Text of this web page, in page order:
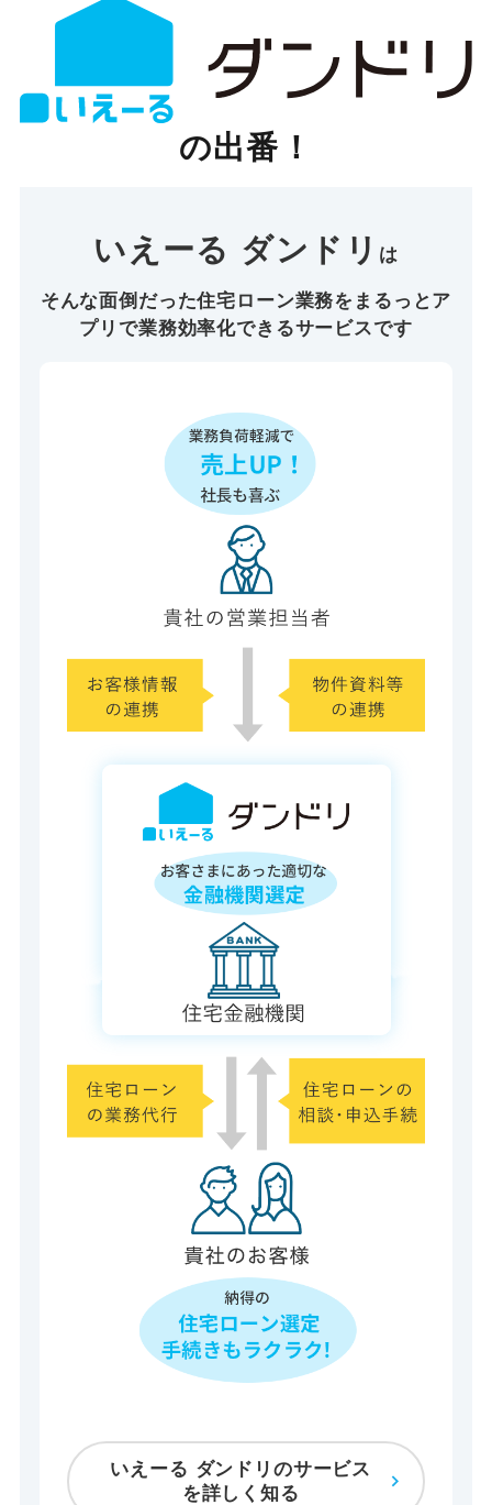
の出番！
いえーる ダンドリ は
そんな面倒だった住宅ローン業務を まるっとア
プリで業務効率化できるサービスです
いえーる ダンドリのサービス
を詳しく知る